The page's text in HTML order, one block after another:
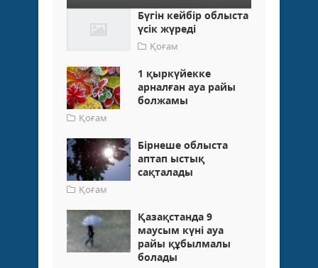
Бүгін кейбір облыста
үсік жүреді
Қоғам
1 қыркүйекке
арналған ауа райы
болжамы
Қоғам
Бірнеше облыста
аптап ыстық
сақталады
Қоғам
Қазақстанда 9
маусым күні ауа
райы құбылмалы
болады